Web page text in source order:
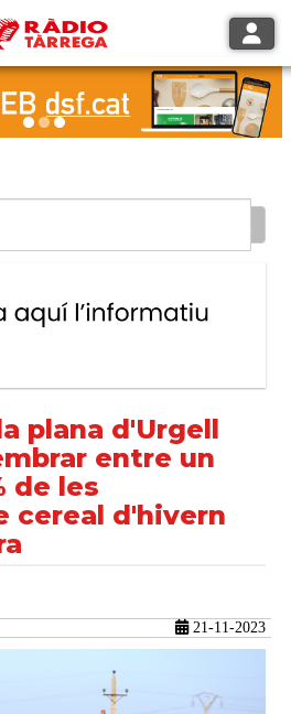
plana d'Urgell
entre un
de les
cereal d'hivern
21-11-2023